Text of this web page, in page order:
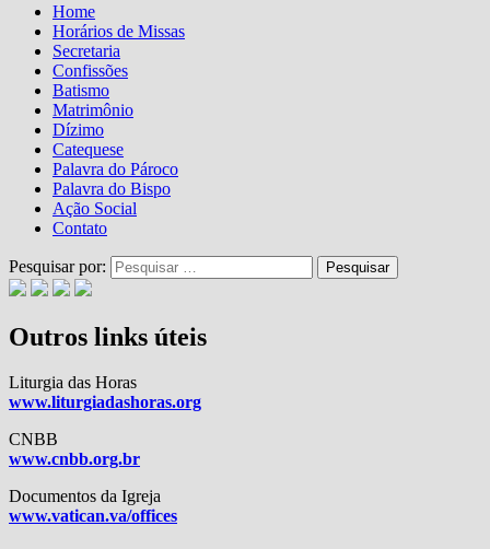
Home
Horários de Missas
Secretaria
Confissões
Batismo
Matrimônio
Dízimo
Catequese
Palavra do Pároco
Palavra do Bispo
Ação Social
Contato
Pesquisar por:
Outros links úteis
Liturgia das Horas
www.liturgiadashoras.org
CNBB
www.cnbb.org.br
Documentos da Igreja
www.vatican.va/offices